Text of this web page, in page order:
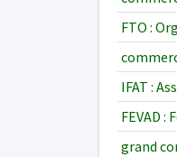
FTO :
IFAT :
FEVAD
grand